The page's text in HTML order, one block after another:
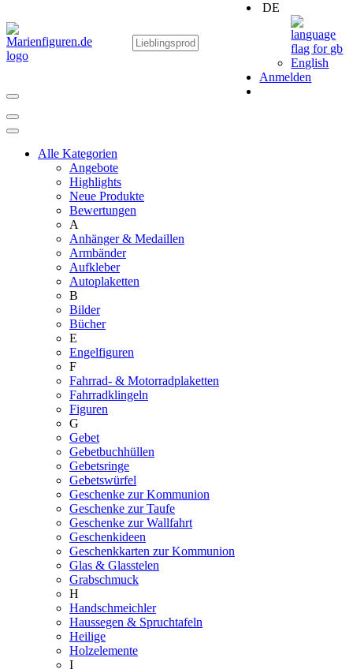
DE
English
Anmelden
Alle Kategorien
Angebote
Highlights
Neue Produkte
Bewertungen
A
Anhänger & Medaillen
Armbänder
Aufkleber
Autoplaketten
B
Bilder
Bücher
E
Engelfiguren
F
Fahrrad- & Motorradplaketten
Fahrradklingeln
Figuren
G
Gebet
Gebetbuchhüllen
Gebetsringe
Gebetswürfel
Geschenke zur Kommunion
Geschenke zur Taufe
Geschenke zur Wallfahrt
Geschenkideen
Geschenkkarten zur Kommunion
Glas & Glasstelen
Grabschmuck
H
Handschmeichler
Haussegen & Spruchtafeln
Heilige
Holzelemente
I